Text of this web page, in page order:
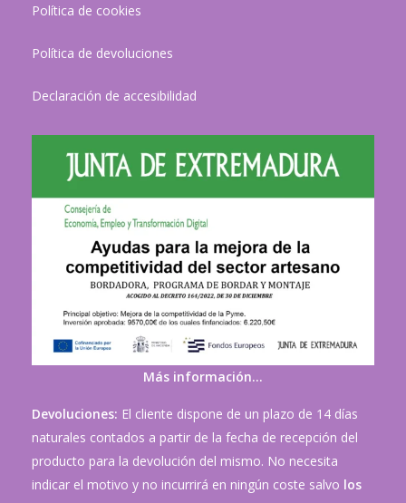
Política de cookies
Política de devoluciones
Declaración de accesibilidad
Más información…
Devoluciones: El cliente dispone de un plazo de 14 días
naturales contados a partir de la fecha de recepción del
producto para la devolución del mismo. No necesita
indicar el motivo y no incurrirá en ningún coste salvo los